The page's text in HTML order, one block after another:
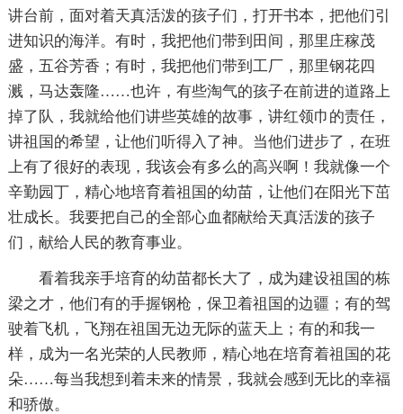
讲台前，面对着天真活泼的孩子们，打开书本，把他们引
进知识的海洋。有时，我把他们带到田间，那里庄稼茂
盛，五谷芳香；有时，我把他们带到工厂，那里钢花四
溅，马达轰隆……也许，有些淘气的孩子在前进的道路上
掉了队，我就给他们讲些英雄的故事，讲红领巾的责任，
讲祖国的希望，让他们听得入了神。当他们进步了，在班
上有了很好的表现，我该会有多么的高兴啊！我就像一个
辛勤园丁，精心地培育着祖国的幼苗，让他们在阳光下茁
壮成长。我要把自己的全部心血都献给天真活泼的孩子
们，献给人民的教育事业。
看着我亲手培育的幼苗都长大了，成为建设祖国的栋
梁之才，他们有的手握钢枪，保卫着祖国的边疆；有的驾
驶着飞机，飞翔在祖国无边无际的蓝天上；有的和我一
样，成为一名光荣的人民教师，精心地在培育着祖国的花
朵……每当我想到着未来的情景，我就会感到无比的幸福
和骄傲。